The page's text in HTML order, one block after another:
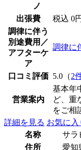
ノ
出張費 税込 0
調律に伴う
別途費用／
アフターケ
ア
調律に
口コミ評価 5.0（2
営業案内
基本年
ど、重
をご相
詳細を見る お気に入
名称
サラ
住所
愛知